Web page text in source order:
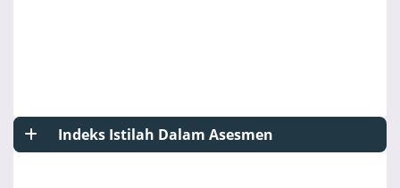
Indeks Istilah Dalam Asesmen